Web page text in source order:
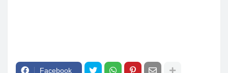
Facebook